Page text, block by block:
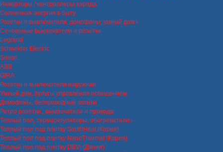
Инверторы / контроллеры заряда
Солнечная энергия в быту
Розетки и выключатели, домофоны, умный дом
Сенсорные выключатели и розетки
Legrand
Schneider Electric
Simon
ABB
GIRA
Розетки и выключатели наружние
Умный дом, пульты управления освещением
Домофоны, беспроводные звонки
Ретро розетки , выключатели и провода
Теплый пол, терморегуляторы, обогреватели
Теплый пол под плитку SouthHeat (Корея)
Теплый пол под плитку NanoThermal (Корея)
Теплый пол под плитку DEVI (Дания)